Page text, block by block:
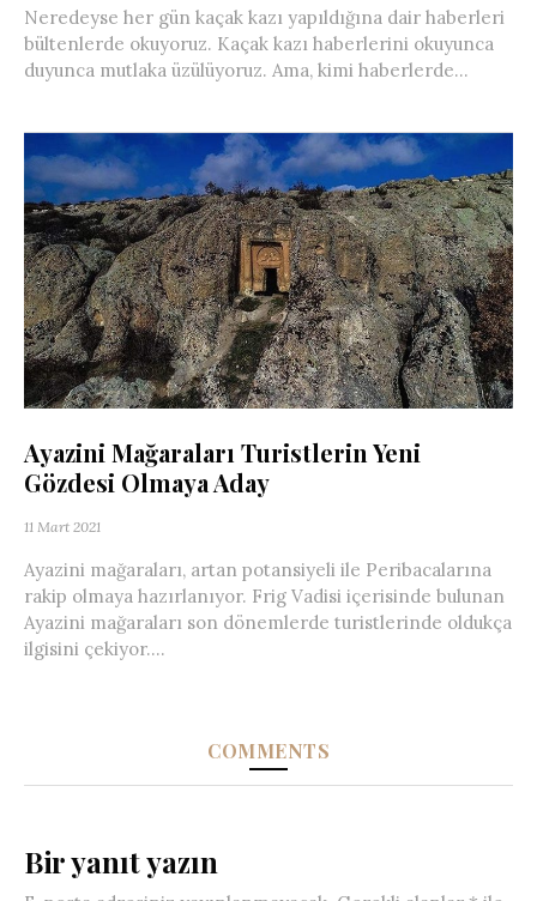
Neredeyse her gün kaçak kazı yapıldığına dair haberleri
bültenlerde okuyoruz. Kaçak kazı haberlerini okuyunca
duyunca mutlaka üzülüyoruz. Ama, kimi haberlerde...
Ayazini Mağaraları Turistlerin Yeni
Gözdesi Olmaya Aday
11 Mart 2021
Ayazini mağaraları, artan potansiyeli ile Peribacalarına
rakip olmaya hazırlanıyor. Frig Vadisi içerisinde bulunan
Ayazini mağaraları son dönemlerde turistlerinde oldukça
ilgisini çekiyor....
COMMENTS
Bir yanıt yazın